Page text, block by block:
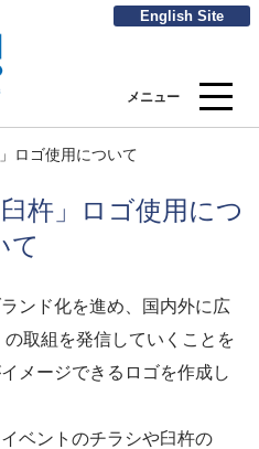
English Site
メニュー
ロゴ使用について
杵」ロゴ使用につ
て
ンド化を進め、国内外に広
取組を発信していくことを
メージできるロゴを作成し
ベントのチラシや臼杵の